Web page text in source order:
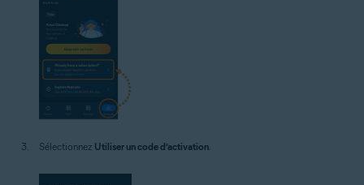
Sélectionnez Utiliser un code d’activation.